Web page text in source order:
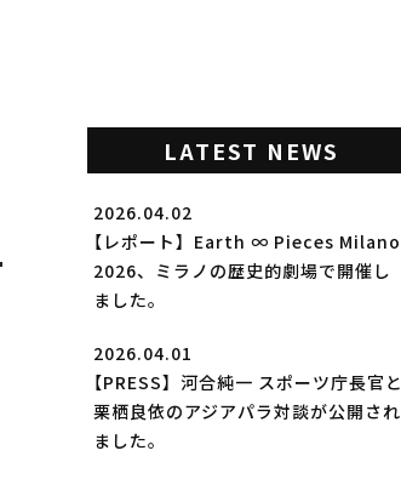
LATEST NEWS
2026.04.02
【レポート】Earth ∞ Pieces Milano
2026、ミラノの歴史的劇場で開催し
ました。
2026.04.01
【PRESS】河合純一 スポーツ庁長官と
栗栖良依のアジアパラ対談が公開され
ました。